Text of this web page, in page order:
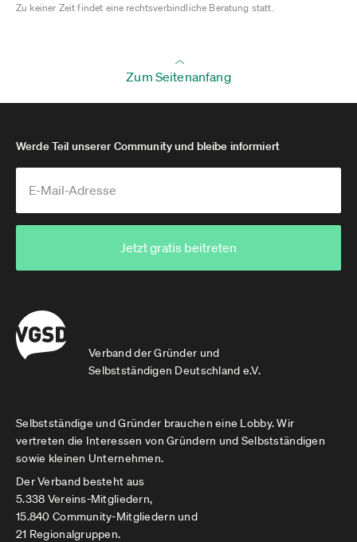
Zu keiner Zeit findet eine rechtsverbindliche Beratung statt.
Zum Seitenanfang
Verband der Gründer und
Selbstständigen Deutschland e.V.
Werde Teil unserer Community und bleibe informiert
Jetzt gratis beitreten
Selbstständige und Gründer brauchen eine Lobby. Wir
vertreten die Interessen von Gründern und Selbstständigen
sowie kleinen Unternehmen.
Der Verband besteht aus
5.338 Vereins-Mitgliedern,
15.840 Community-Mitgliedern und
21 Regionalgruppen.